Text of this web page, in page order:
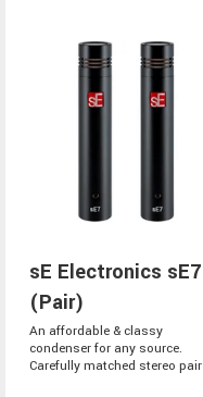
sE Electronics sE7
(Pair)
An affordable & classy
condenser for any source.
Carefully matched stereo pair